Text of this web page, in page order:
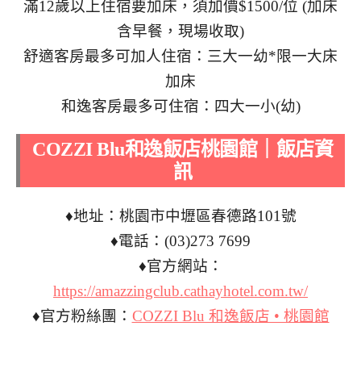
滿12歲以上住宿要加床，須加價$1500/位 (加床
含早餐，現場收取)
舒適客房最多可加人住宿：三大一幼*限一大床
加床
和逸客房最多可住宿：四大一小(幼)
COZZI Blu和逸飯店桃園館｜飯店資
訊
♦地址：桃園市中壢區春德路101號
♦電話：(03)273 7699
♦官方網站：
https://amazzingclub.cathayhotel.com.tw/
♦官方粉絲團： COZZI Blu 和逸飯店 • 桃園館